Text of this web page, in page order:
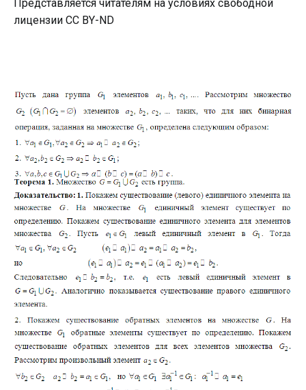
Представляется читателям на условиях свободной
лицензии CC BY-ND